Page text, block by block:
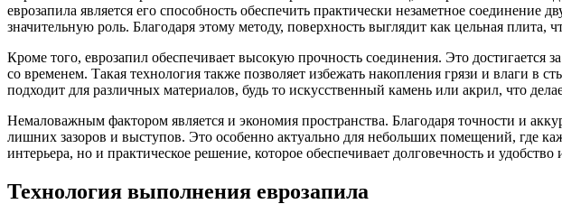
еврозапила является его способность обеспечить практически незаметное соединение
значительную роль. Благодаря этому методу, поверхность выглядит как цельная
Кроме того, еврозапил обеспечивает высокую прочность соединения. Это достигается
со временем. Такая технология также позволяет избежать накопления грязи и влаги в
подходит для различных материалов, будь то искусственный камень или акрил, что
Немаловажным фактором является и экономия пространства. Благодаря точности и
лишних зазоров и выступов. Это особенно актуально для небольших помещений, где
интерьера, но и практическое решение, которое обеспечивает долговечность и
Технология выполнения еврозапила